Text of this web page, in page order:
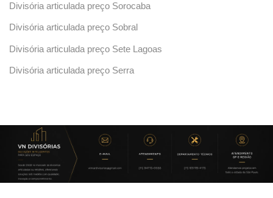
Divisória articulada preço Sorocaba
Divisória articulada preço Sobral
Divisória articulada preço Sete Lagoas
Divisória articulada preço Serra